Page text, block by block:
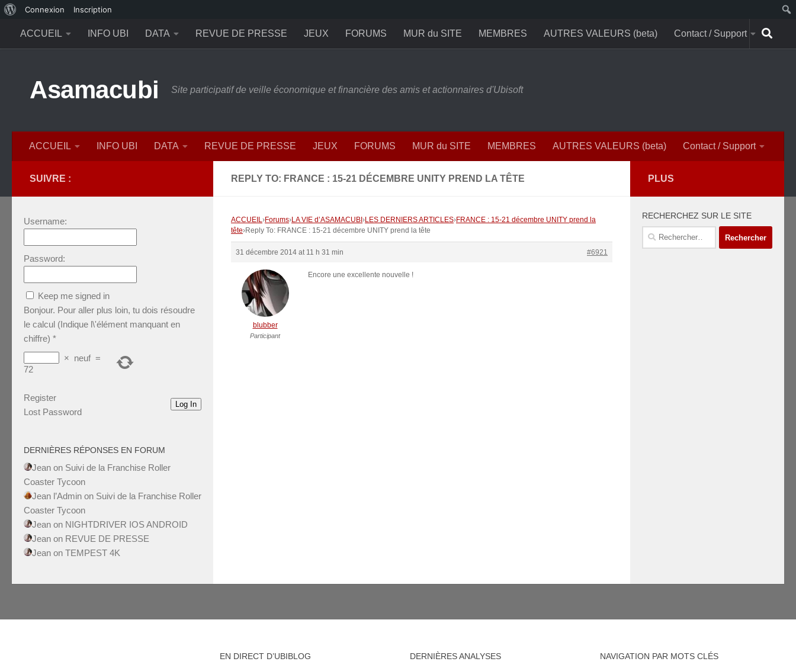
propos
de
Connexion Inscription
ACCUEIL
INFO UBI DATA REVUE DE PRESSE JEUX FORUMS MUR du SITE MEMBRES AUTRES VALEURS (beta) Contact / Support
Asamacubi Site participatif de veille économique et financière des amis et actionnaires d'Ubisoft
ACCUEIL INFO UBI DATA REVUE DE PRESSE JEUX FORUMS MUR du SITE MEMBRES AUTRES VALEURS (beta) Contact / Support
REPLY TO: FRANCE : 15-21 DÉCEMBRE UNITY PREND LA TÊTE
ACCUEIL›Forums›LA VIE d’ASAMACUBI ›LES DERNIERS ARTICLES›FRANCE : 15-21 décembre UNITY prend la
tête›Reply To: FRANCE : 15-21 décembre UNITY prend la tête
31 décembre 2014 at 11 h 31 min #6921
blubber
Participant
Encore une excellente nouvelle !
SUIVRE :
Username:
Password:
Keep me signed in
Bonjour. Pour aller plus loin, tu dois résoudre
le calcul (Indique l\'élément manquant en
chiffre) *
× neuf =
72
Log In
Register
Lost Password
DERNIÈRES RÉPONSES EN FORUM
Jean on Suivi de la Franchise Roller
Coaster Tycoon
Jean l’Admin on Suivi de la Franchise Roller
Coaster Tycoon
Jean on NIGHTDRIVER IOS ANDROID
Jean on REVUE DE PRESSE
Jean on TEMPEST 4K
PLUS
RECHERCHEZ SUR LE SITE
Rechercher :
EN DIRECT D’UBIBLOG DERNIÈRES ANALYSES NAVIGATION PAR MOTS CLÉS